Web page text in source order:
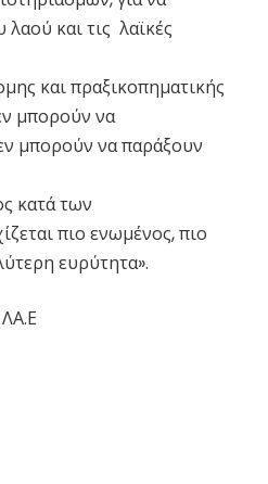
και τις λαϊκές
και πραξικοπηματικής
μπορούν να
μπορούν να παράξουν
κατά των
πιο ενωμένος, πιο
ευρύτητα».